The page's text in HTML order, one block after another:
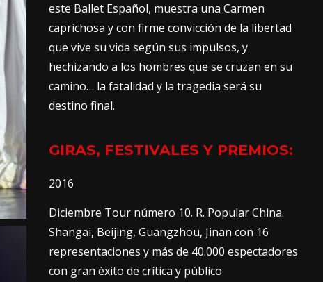
este Ballet Español, muestra una Carmen
caprichosa y con firme convicción de la libertad
que vive su vida según sus impulsos, y
hechizando a los hombres que se cruzan en su
camino… la fatalidad y la tragedia será su
destino final.
GIRAS, FESTIVALES Y PREMIOS:
2016
Diciembre Tour número 10. R. Popular China.
Shangai, Beijing, Guangzhou, Jinan con 16
representaciones y más de 40.000 espectadores
con gran éxito de crítica y público